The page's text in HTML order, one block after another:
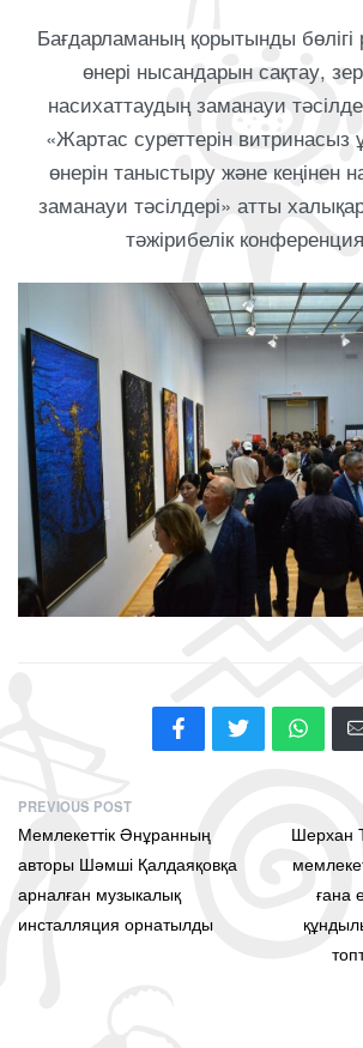
Бағдарламаның қорытынды бөлігі
өнері нысандарын сақтау,
насихаттаудың заманауи
«Жартас суреттерін витринасыз
өнерін таныстыру және кеңінен
заманауи тәсілдері» атты
тәжірибелік
PREVIOUS POST
Мемлекеттік Әнұранның
авторы Шәмші Қалдаяқовқа
арналған музыкалық
инсталляция орнатылды
Шерхан
ғана